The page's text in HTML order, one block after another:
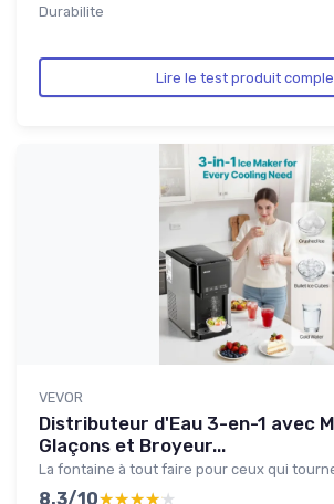
Durabilite
Lire le test produit
VEVOR
Distributeur d'Eau 3-en-1 avec
Glaçons et Broyeur...
La fontaine à tout faire pour ceux qui
8.3/10★★★★★
★★★★★